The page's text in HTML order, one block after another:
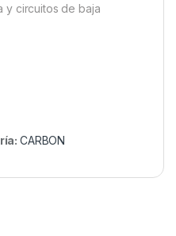
y circuitos de baja
CARBON